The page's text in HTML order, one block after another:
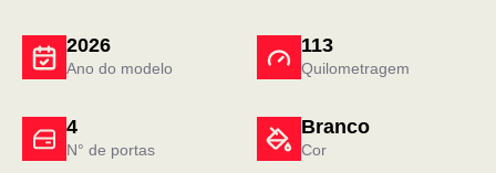
4
N° de portas
Branco
Cor
2026
Ano do modelo
113
Quilometragem